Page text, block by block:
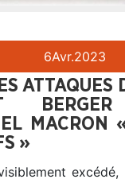
6Avr.2023
ATTAQUES
MACRON
»